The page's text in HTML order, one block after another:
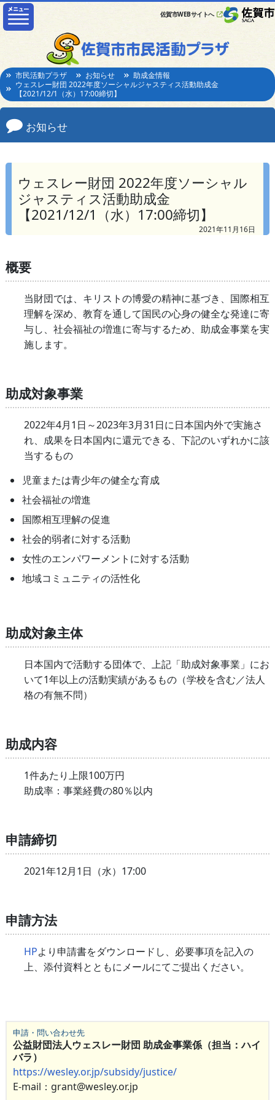
佐賀市WEBサイトへ
市民活動プラザ お知らせ
助成金情報
ウェスレー財団 2022年度ソーシャルジャスティス活動助成金
【2021/12/1（水）17:00締切】
お知らせ
ウェスレー財団 2022年度ソーシャル
ジャスティス活動助成金
【2021/12/1（水）17:00締切】
2021年11月16日
概要
当財団では、キリストの博愛の精神に基づき、国際相互
理解を深め、教育を通して国民の心身の健全な発達に寄
与し、社会福祉の増進に寄与するため、助成金事業を実
施します。
助成対象事業
2022年4月1日～2023年3月31日に日本国内外で実施さ
れ、成果を日本国内に還元できる、下記のいずれかに該
当するもの
児童または青少年の健全な育成
社会福祉の増進
国際相互理解の促進
社会的弱者に対する活動
女性のエンパワーメントに対する活動
地域コミュニティの活性化
助成対象主体
日本国内で活動する団体で、上記「助成対象事業」にお
いて1年以上の活動実績があるもの（学校を含む／法人
格の有無不問）
助成内容
1件あたり上限100万円
助成率：事業経費の80％以内
申請締切
2021年12月1日（水）17:00
申請方法
HPより申請書をダウンロードし、必要事項を記入の
上、添付資料とともにメールにてご提出ください。
申請・問い合わせ先
公益財団法人ウェスレー財団 助成金事業係（担当：ハイ
バラ）
https://wesley.or.jp/subsidy/justice/
E-mail：grant@wesley.or.jp